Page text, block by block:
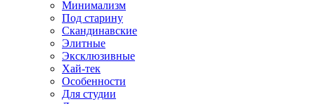
Минимализм
Под старину
Скандинавские
Элитные
Эксклюзивные
Хай-тек
Особенности
Для студии